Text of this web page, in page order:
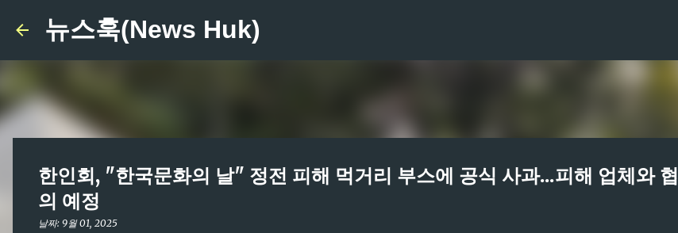
뉴스훅(News Huk)
한인회, "한국문화의 날" 정전 피해 먹거리 부스에 공식 사과...피해 업체와 협
의 예정
날짜: 9월 01, 2025